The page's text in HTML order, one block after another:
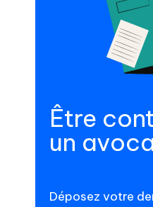
Être
un
Déposez votre